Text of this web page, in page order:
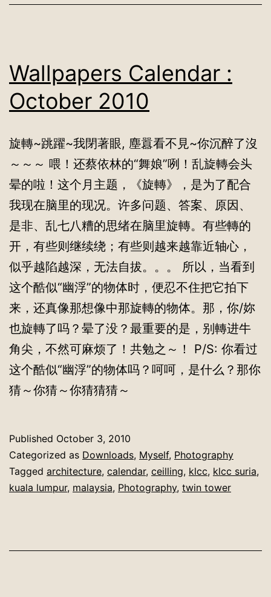
Wallpapers Calendar :
October 2010
旋轉~跳躍~我閉著眼, 塵囂看不見~你沉醉了沒
～～～ 喂！还蔡依林的“舞娘”咧！乱旋轉会头
晕的啦！这个月主题，《旋轉》，是为了配合
我现在脑里的现况。许多问题、答案、原因、
是非、乱七八糟的思绪在脑里旋轉。有些轉的
开，有些则继续绕；有些则越来越靠近轴心，
似乎越陷越深，无法自拔。。。 所以，当看到
这个酷似“幽浮”的物体时，便忍不住把它拍下
来，还真像那想像中那旋轉的物体。那，你/妳
也旋轉了吗？晕了没？最重要的是，别轉进牛
角尖，不然可麻烦了！共勉之～！ P/S: 你看过
这个酷似“幽浮”的物体吗？呵呵，是什么？那你
猜～你猜～你猜猜猜～
Published October 3, 2010
Categorized as Downloads, Myself, Photography
Tagged architecture, calendar, ceilling, klcc, klcc suria,
kuala lumpur, malaysia, Photography, twin tower